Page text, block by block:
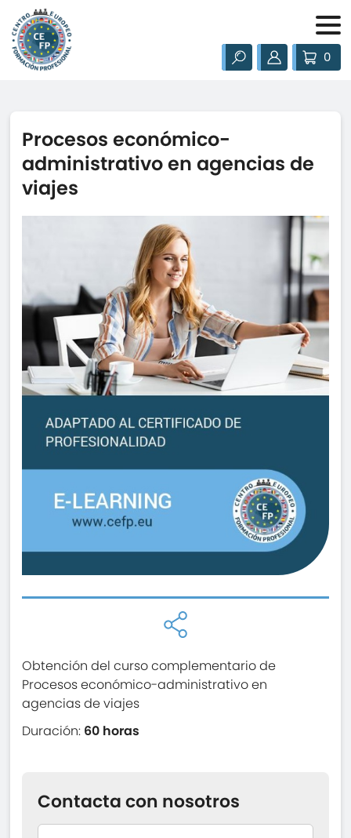
0
Procesos económico-
administrativo en agencias de
viajes
Obtención del curso complementario de
Procesos económico-administrativo en
agencias de viajes
Duración: 60 horas
Contacta con nosotros